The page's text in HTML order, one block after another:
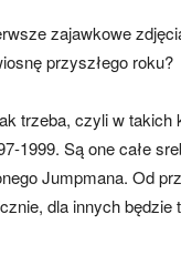
zajawkowe
przyszłego roku?
trzeba, czyli w takich
1999. Są one całe
Jumpmana. Od
dla innych